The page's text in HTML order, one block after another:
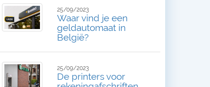
25/09/2023
Waar vind je een
geldautomaat in
België?
25/09/2023
De printers voor